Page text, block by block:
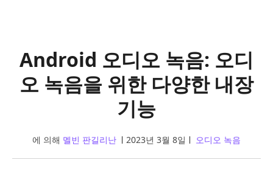
Android 오디오 녹음: 오디
오 녹음을 위한 다양한 내장
기능
에 의해 멜빈 판길리난 2023년 3월 8일 오디오 녹음